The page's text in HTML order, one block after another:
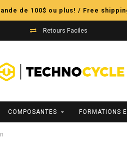
de 100$ ou plus! / Free
Retours Faciles
COMPOSANTES FORMATIONS